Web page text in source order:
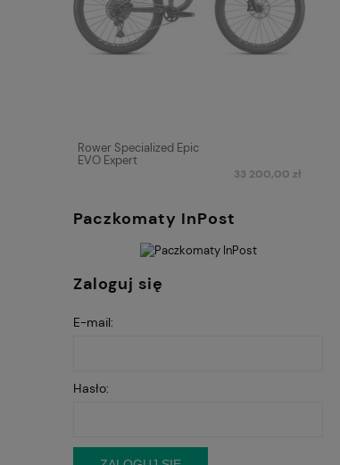
Rower Specialized Epic
EVO Expert
33 200,00 zł
Paczkomaty InPost
Zaloguj się
E-mail:
Hasło: